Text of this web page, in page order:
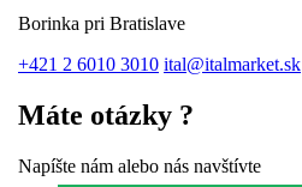
Borinka pri Bratislave
+421 2 6010 3010 ital@italmarket.sk
Máte otázky ?
Napíšte nám alebo nás navštívte